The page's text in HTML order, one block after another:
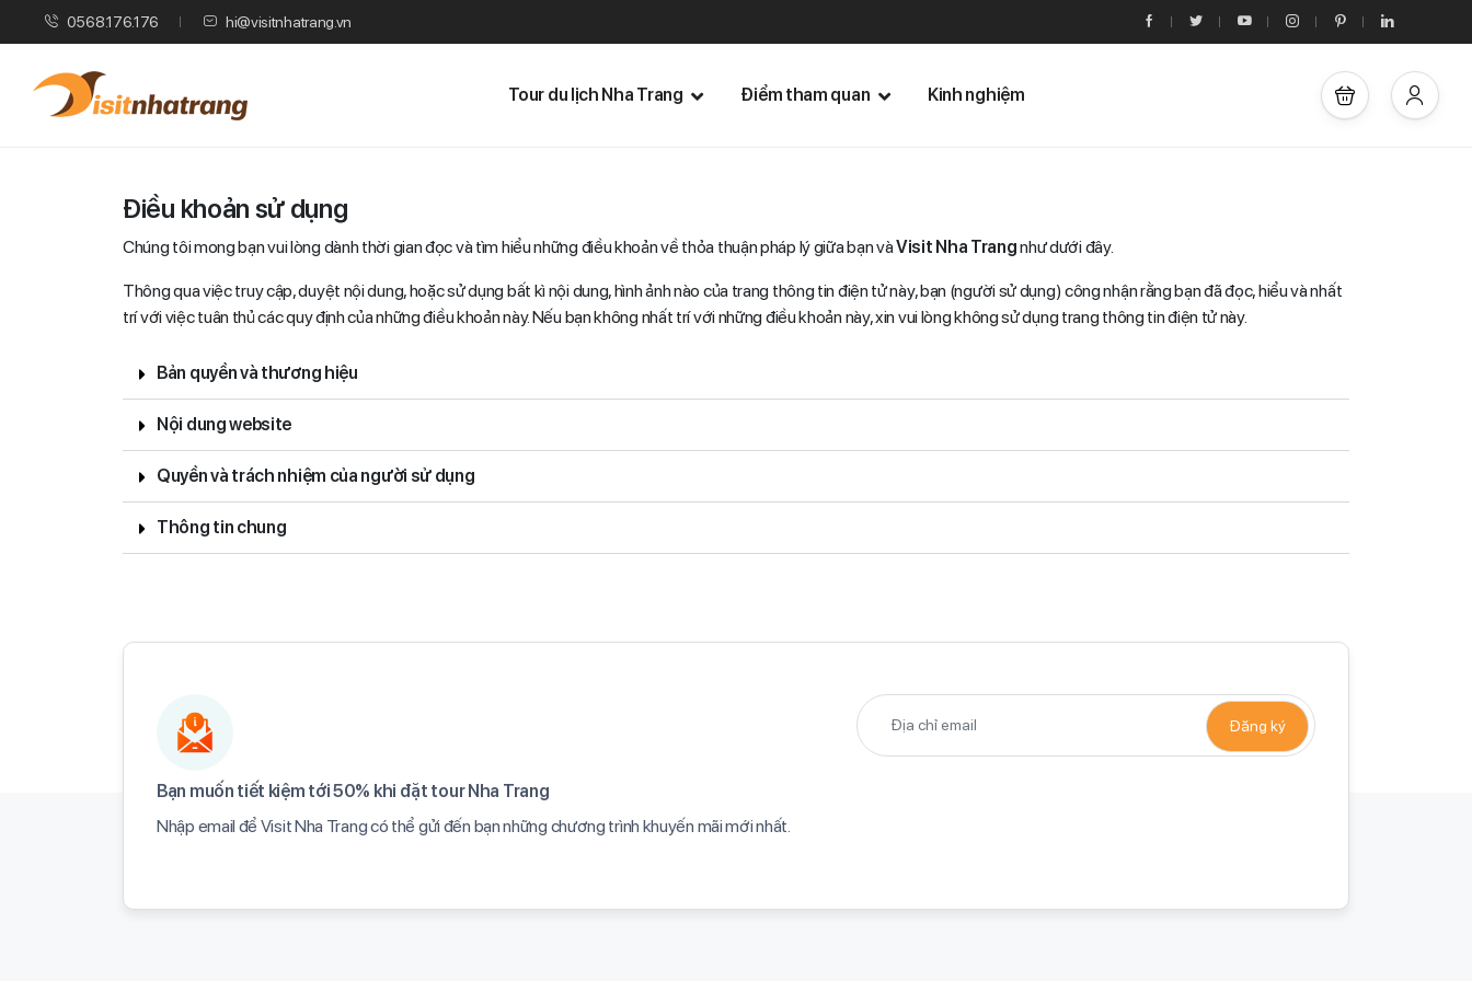
0568.176.176 hi@visitnhatrang.vn
Tour du lịch Nha Trang Điểm tham quan Kinh nghiệm
Điều khoản sử dụng
Chúng tôi mong bạn vui lòng dành thời gian đọc và tìm hiểu những điều khoản về thỏa thuận pháp lý giữa bạn vàVisit Nha Trangnhư dưới đây.
Thông qua việc truy cập, duyệt nội dung, hoặc sử dụng bất kì nội dung, hình ảnh nào của trang thông tin điện tử này, bạn (người sử dụng) công nhận rằng bạn đã đọc, hiểu và nhất
trí với việc tuân thủ các quy định của những điều khoản này. Nếu bạn không nhất trí với những điều khoản này, xin vui lòng không sử dụng trang thông tin điện tử này.
Bản quyền và thương hiệu
Nội dung website
Quyền và trách nhiệm của người sử dụng
Thông tin chung
Bạn muốn tiết kiệm tới 50% khi đặt tour Nha Trang​
Nhập email để Visit Nha Trang có thể gửi đến bạn những chương trình khuyến mãi mới nhất.​